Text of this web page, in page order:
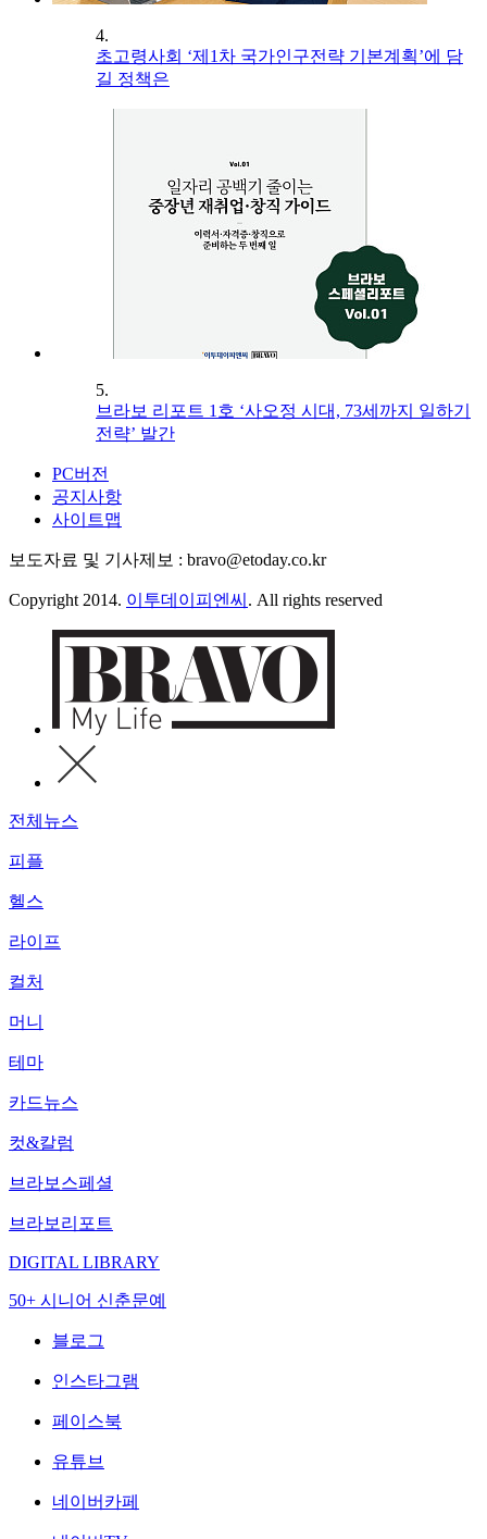
4.
초고령사회 ‘제1차 국가인구전략 기본계획’에 담
길 정책은
5.
브라보 리포트 1호 ‘사오정 시대, 73세까지 일하기
전략’ 발간
PC버전
공지사항
사이트맵
보도자료 및 기사제보 : bravo@etoday.co.kr
Copyright 2014. 이투데이피엔씨 . All rights reserved
전체뉴스
피플
헬스
라이프
컬처
머니
테마
카드뉴스
컷&칼럼
브라보스페셜
브라보리포트
DIGITAL LIBRARY
50+ 시니어 신춘문예
블로그
인스타그램
페이스북
유튜브
네이버카페